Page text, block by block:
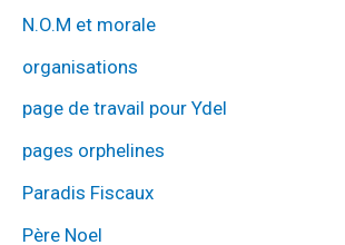
N.O.M et morale
organisations
page de travail pour Ydel
pages orphelines
Paradis Fiscaux
Père Noel